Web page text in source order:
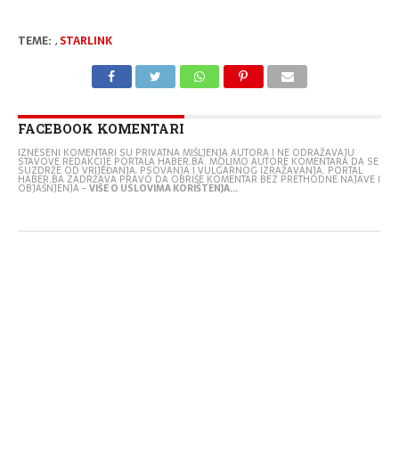
TEME: , STARLINK
FACEBOOK KOMENTARI
IZNESENI KOMENTARI SU PRIVATNA MIŠLJENJA AUTORA I NE ODRAŽAVAJU
STAVOVE REDAKCIJE PORTALA HABER.BA. MOLIMO AUTORE KOMENTARA DA SE
SUZDRŽE OD VRIJEĐANJA, PSOVANJA I VULGARNOG IZRAŽAVANJA. PORTAL
HABER.BA ZADRŽAVA PRAVO DA OBRIŠE KOMENTAR BEZ PRETHODNE NAJAVE I
OBJAŠNJENJA -VIŠE O USLOVIMA KORIŠTENJA...